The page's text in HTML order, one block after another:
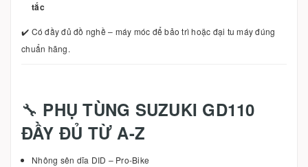
tắc
✔️ Có đầy đủ đồ nghề – máy móc để bảo trì hoặc đại tu máy đúng
chuẩn hãng.
🔧 PHỤ TÙNG SUZUKI GD110
ĐẦY ĐỦ TỪ A-Z
Nhông sên dĩa DID – Pro-Bike